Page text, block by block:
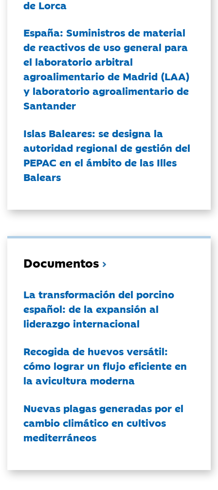
de Lorca
España: Suministros de material
de reactivos de uso general para
el laboratorio arbitral
agroalimentario de Madrid (LAA)
y laboratorio agroalimentario de
Santander
Islas Baleares: se designa la
autoridad regional de gestión del
PEPAC en el ámbito de las Illes
Balears
Documentos
La transformación del porcino
español: de la expansión al
liderazgo internacional
Recogida de huevos versátil:
cómo lograr un flujo eficiente en
la avicultura moderna
Nuevas plagas generadas por el
cambio climático en cultivos
mediterráneos